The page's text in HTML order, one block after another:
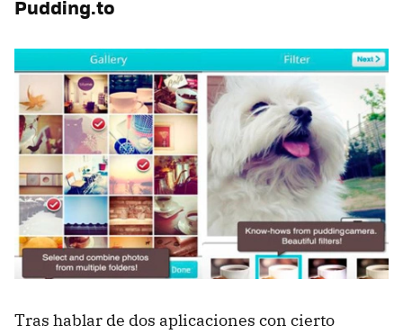
Pudding.to
Tras hablar de dos aplicaciones con cierto